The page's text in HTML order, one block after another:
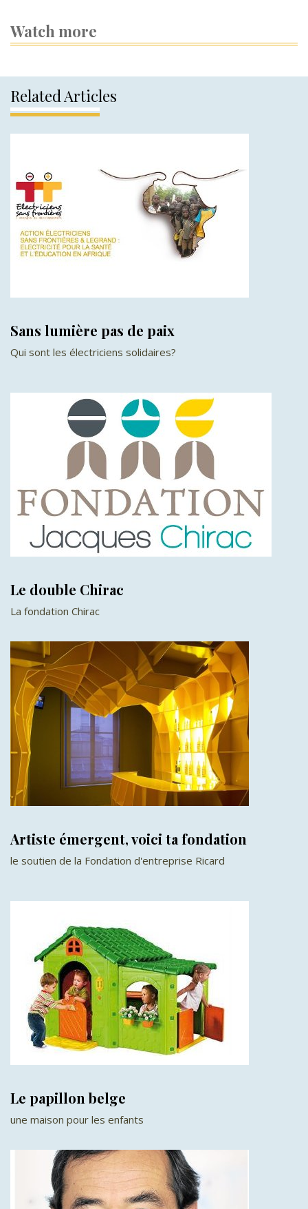
Watch more
Related Articles
Sans lumière pas de paix
Qui sont les électriciens solidaires?
Le double Chirac
La fondation Chirac
Artiste émergent, voici ta fondation
le soutien de la Fondation d'entreprise Ricard
Le papillon belge
une maison pour les enfants